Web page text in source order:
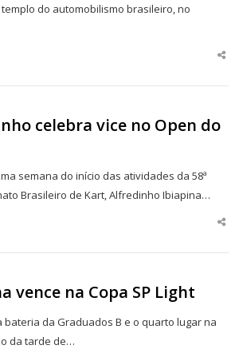
do automobilismo brasileiro, no
celebra vice no Open do
semana do início das atividades da 58ª
Brasileiro de Kart, Alfredinho Ibiapina…
vence na Copa SP Light
bateria da Graduados B e o quarto lugar na
da tarde de…